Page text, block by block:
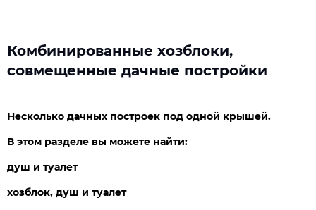
Комбинированные хозблоки,
совмещенные дачные постройки
Несколько дачных построек под одной крышей.
В этом разделе вы можете найти:
душ и туалет
хозблок, душ и туалет